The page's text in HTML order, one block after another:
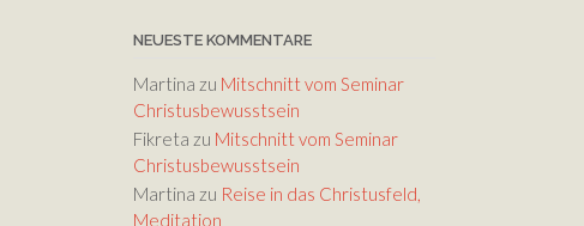
NEUESTE KOMMENTARE
Martina zu Mitschnitt vom Seminar
Christusbewusstsein
Fikreta zu Mitschnitt vom Seminar
Christusbewusstsein
Martina zu Reise in das Christusfeld,
Meditation